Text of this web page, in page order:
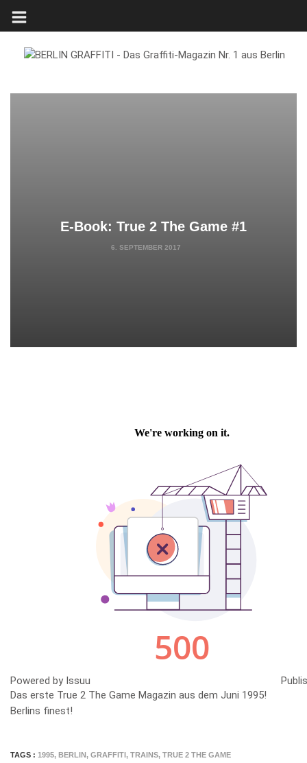
E-Book: True 2 The Game #1
6. SEPTEMBER 2017
Powered by Issuu
Das erste True 2 The Game Magazin aus dem Juni 1995!
Berlins finest!
TAGS : 1995, BERLIN, GRAFFITI, TRAINS, TRUE 2 THE GAME